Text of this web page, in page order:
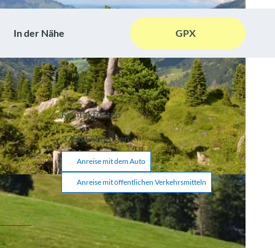
In der Nähe GPX
Kontaktdaten
3756Diemtigen
Anreise mit dem Auto
Anreise mit öffentlichen Verkehrsmitteln